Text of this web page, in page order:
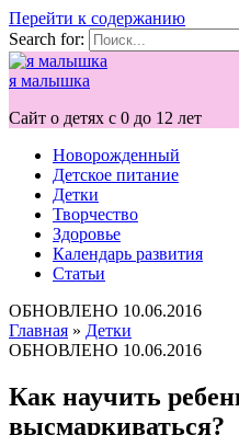
Перейти к содержанию
Search for:
я малышка
Сайт о детях с 0 до 12 лет
Новорожденный
Детское питание
Детки
Творчество
Здоровье
Календарь развития
Статьи
ОБНОВЛЕНО 10.06.2016
Главная » Детки
ОБНОВЛЕНО 10.06.2016
Как научить
высмаркиваться?